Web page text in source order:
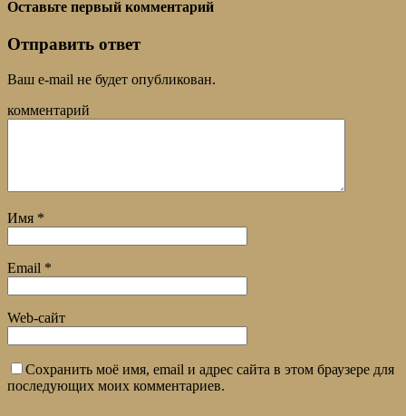
Оставьте первый комментарий
Отправить ответ
Ваш e-mail не будет опубликован.
комментарий
Имя *
Email *
Web-сайт
Сохранить моё имя, email и адрес сайта в этом браузере для
последующих моих комментариев.